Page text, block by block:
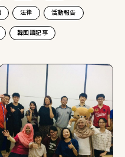
法律 活動報告
韓国語記事